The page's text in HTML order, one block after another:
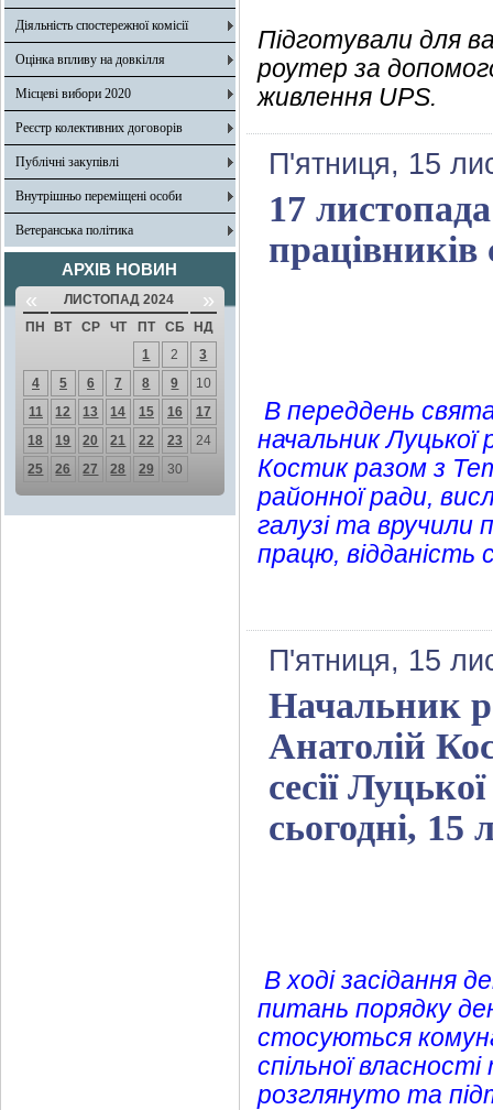
Діяльність спостережної комісії
Оцінка впливу на довкілля
Місцеві вибори 2020
Реєстр колективних договорів
Публічні закупівлі
Внутрішньо переміщені особи
Ветеранська політика
АРХІВ НОВИН
« ЛИСТОПАД 2024 »
ПН ВТ СР ЧТ ПТ СБ
НД
1
2
3
4
5 6 7 8 9
10
11
12 13 14 15 16
17
18
19 20 21 22 23
24
25
26 27 28 29 30
Підготували для
роутер за
живлення UPS.
П'ятниця, 15
17
працівників
В переддень свята,
начальник Луцької
Костик разом з
районної ради,
галузі та вручили
працю, відданість
П'ятниця, 15
Начальник
Анатолій
сесії
сьогодні, 15
В ході засідання
питань порядку
стосуються
спільної
розглянуто та